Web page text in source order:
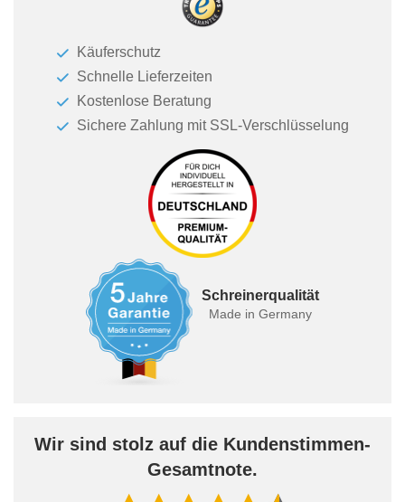
Käuferschutz
Schnelle Lieferzeiten
Kostenlose Beratung
Sichere Zahlung mit SSL-Verschlüsselung
Schreinerqualität
Made in Germany
Wir sind stolz auf die Kundenstimmen-
Gesamtnote.